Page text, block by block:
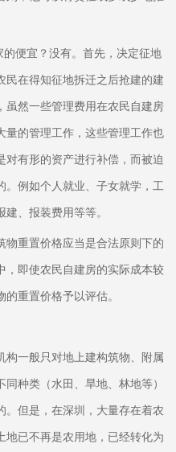
便宜？没有。首先，决定征地
民在得知征地拆迁之后抢建的建
虽然一些管理费用在农民自建房
量的管理工作，这些管理工作也
对有形的资产进行补偿，而被迫
。例如个人就业、子女就学，工
建、报装费用等等。
物重置价格应当是合法原则下的
，即使农民自建房的实际成本较
的重置价格予以评估。
一般只对地上建构筑物、附属
种类（水田、旱地、林地等）
。但是，在深圳，大量存在着农
地已不再是农用地，已经转化为